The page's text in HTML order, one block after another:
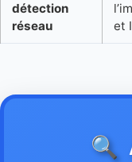
détection
réseau
et
🔍